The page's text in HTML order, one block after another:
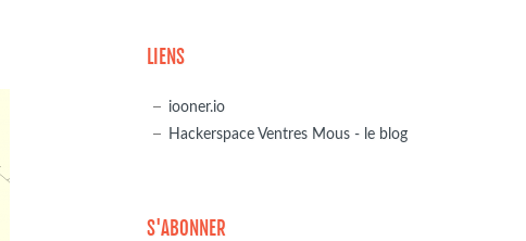
LIENS
iooner.io
Hackerspace Ventres Mous - le blog
S'ABONNER